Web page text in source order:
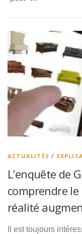
ACTUALITÉS /
L’enquête de
comprendre le
réalité
Il est toujours